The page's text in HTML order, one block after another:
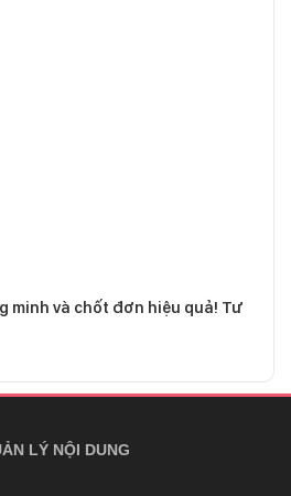
minh và chốt đơn hiệu quả! Tư
LÝ NỘI DUNG